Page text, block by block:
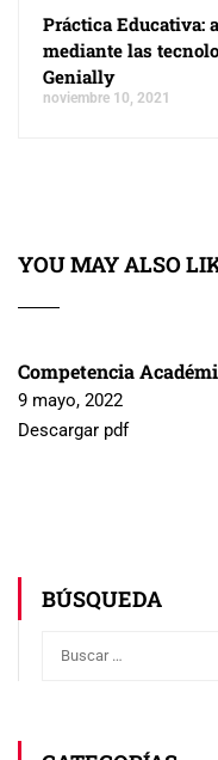
Práctica Educativa:
mediante las
Genially
noviembre 10, 2021
YOU MAY ALSO
Competencia
9 mayo, 2022
Descargar pdf
BÚSQUEDA